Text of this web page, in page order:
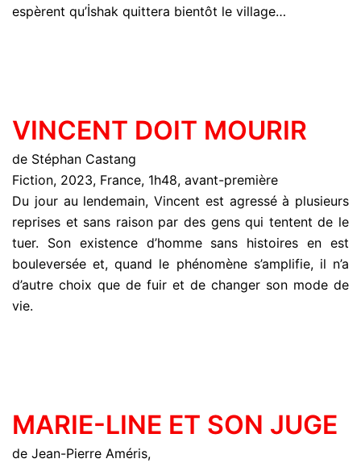
espèrent qu’İshak quittera bientôt le village…
VINCENT DOIT MOURIR
de Stéphan Castang
Fiction, 2023, France, 1h48, avant-première
Du jour au lendemain, Vincent est agressé à plusieurs
reprises et sans raison par des gens qui tentent de le
tuer. Son existence d’homme sans histoires en est
bouleversée et, quand le phénomène s’amplifie, il n’a
d’autre choix que de fuir et de changer son mode de
vie.
MARIE-LINE ET SON JUGE
de Jean-Pierre Améris,